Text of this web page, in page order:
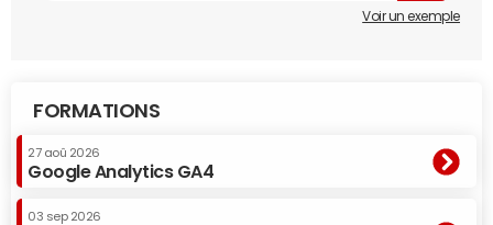
Voir un exemple
FORMATIONS
27 aoû 2026
Google Analytics GA4
03 sep 2026